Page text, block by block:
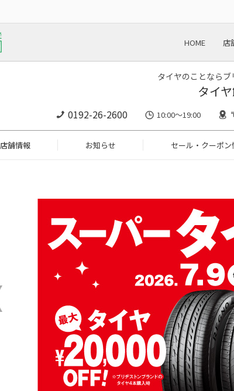
HOME 店
タイヤのことなら
タイ
0192-26-2600 10:00～19:00
店舗情報 お知らせ セール・クーポン